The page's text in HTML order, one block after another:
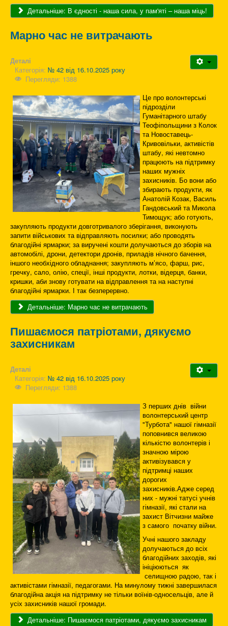
Детальніше: В єдності - наша сила, у пам'яті – наша міць!
Марно час не витрачають
Деталі
Категорія: № 42 від 16.10.2025 року
Перегляди: 1388
Це про волонтерські
підрозділи
Гуманітарного штабу
Теофіпольщини з Колок
та Новоставець-
Кривовільки, активістів
штабу, які невтомно
працюють на підтримку
наших мужніх
захисників. Бо вони або
збирають продукти, як
Анатолій Козак, Василь
Гандовський та Микола
Тимощук; або готують,
закупляють продукти довготривалого зберігання, виконують
запити військових та відправляють посилки; або проводять
благодійні ярмарки; за виручені кошти долучаються до зборів на
автомобілі, дрони, детектори дронів, приладів нічного бачення,
іншого необхідного обладнання; закупляють м’ясо, фарш, рис,
гречку, сало, олію, спеції, інші продукти, лотки, відерця, банки,
кришки, аби знову готувати на відправлення та на наступні
благодійні ярмарки. І так безперервно.
Детальніше: Марно час не витрачають
Пишаємося патріотами, дякуємо
захисникам
Деталі
Категорія: № 42 від 16.10.2025 року
Перегляди: 1388
З перших днів війни
волонтерський центр
"Турбота" нашої гімназії
поповнився великою
кількістю волонтерів і
значною мірою
активізувався у
підтримці наших
дорогих
захисників.Адже серед
них - мужні татусі учнів
гімназії, які стали на
захист Вітчизни майже
з самого початку війни.
Учні нашого закладу
долучаються до всіх
благодійних заходів, які
ініціюються як
селищною радою, так і
активістами гімназії, педагогами. На минулому тижні завершилася
благодійна акція на підтримку не тільки воїнів-односельців, але й
усіх захисників нашої громади.
Детальніше: Пишаємося патріотами, дякуємо захисникам